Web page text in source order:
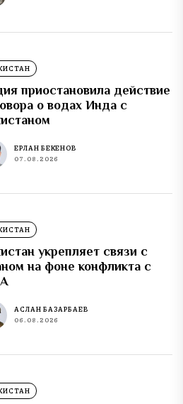
приостановила действие
о водах Инда с
ЕРЛАН БЕКЕНОВ
07.08.2026
укрепляет связи с
на фоне конфликта с
АСЛАН БАЗАРБАЕВ
06.08.2026